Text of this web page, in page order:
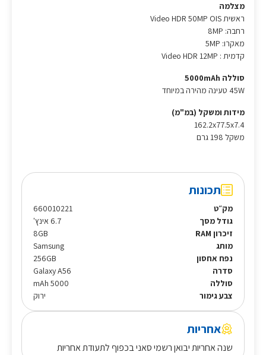
מצלמה
ראשית Video HDR 50MP OIS
רחבה: 8MP
מאקרו: 5MP
קדמית : Video HDR 12MP
סוללה 5000mAh
45W טעינה מהירה במיוחד
מידות ומשקל (במ"מ)
162.2x77.5x7.4
משקל 198 גרם
תכונות
מק״ט
660010221
גודל מסך
6.7 אינץ'
זיכרון RAM
8GB
מותג
Samsung
נפח אחסון
256GB
סדרה
Galaxy A56
סוללה
5000 mAh
צבע גימור
ירוק
אחריות
שנה אחריות יבואן רשמי סאני בכפוף לתעודת אחריות